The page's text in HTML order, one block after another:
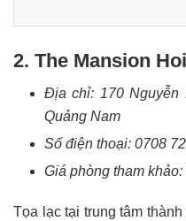
2. The Mansion
Địa chỉ: 170 Nguyễn
Quảng Nam
Số điện thoại: 0708
Giá phòng tham
Tọa lạc tại trung tâm